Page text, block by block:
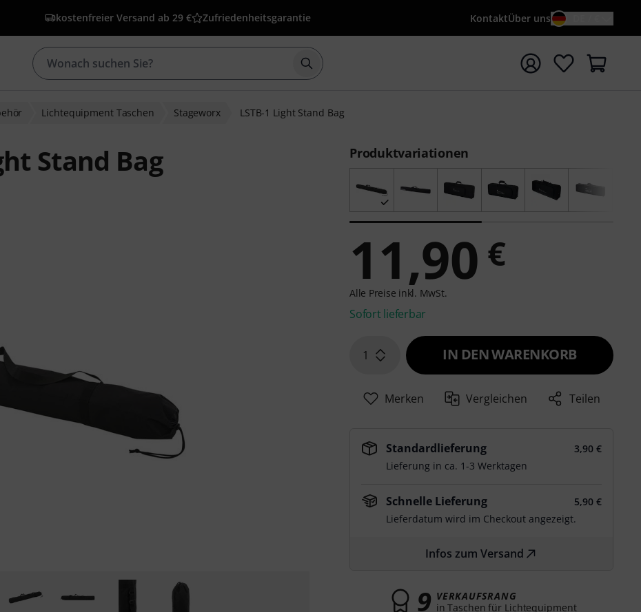
kostenfreier Versand ab 29 € Zufriedenheitsgarantie KontaktÜber uns
Suche mit Suchwort {searchTerm} starten
Lichtequipment Taschen Stageworx LSTB-1 Light Stand Bag
Stand Bag Produktvariationen
11,90 €
Alle Preise inkl. MwSt.
Sofort lieferbar
1 IN DEN WARENKORB
Merken Vergleichen Teilen
Standardlieferung
3,90 €
Lieferung in ca. 1-3 Werktagen
Schnelle Lieferung
5,90 €
Lieferdatum wird im Checkout angezeigt.
Infos zum Versand
9 VERKAUFSRANG
in Taschen für Lichtequipment